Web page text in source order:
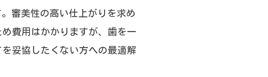
審美性の高い仕上がりを求め
費用はかかりますが、歯を一
妥協したくない方への最適解